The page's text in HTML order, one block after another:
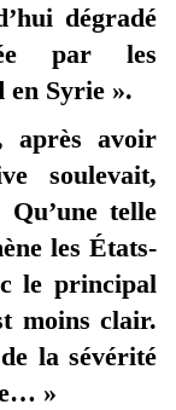
dégradé
par les
en Syrie ».
après avoir
soulevait,
telle
les États-
le principal
moins clair.
la sévérité
»